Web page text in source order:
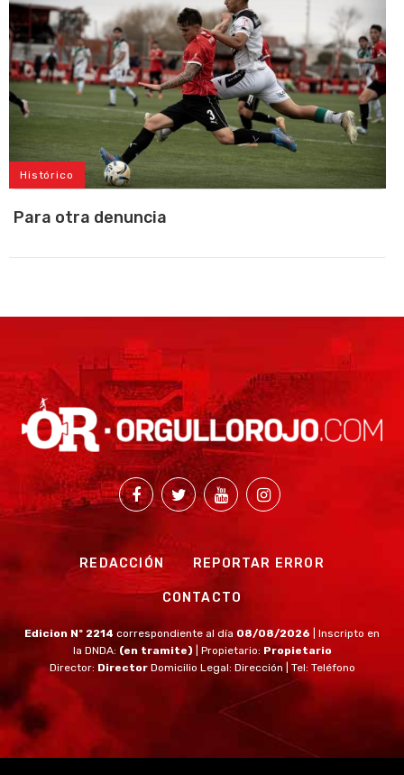
Histórico
Para otra denuncia
REDACCIÓN REPORTAR ERROR
CONTACTO
Edicion Nº 2214 correspondiente al día 08/08/2026
| Inscripto en
la DNDA: (en tramite) | Propietario: Propietario
Director: Director Domicilio Legal: Dirección | Tel: Teléfono